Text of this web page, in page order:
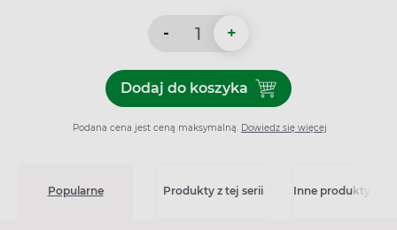
- +
Dodaj do koszykaDodaj do koszyka Sterilux
Podana cena jest ceną maksymalną. Dowiedz się więcej
Popularne Produkty z tej serii Inne produkty z